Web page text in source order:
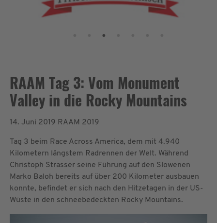
RAAM Tag 3: Vom Monument
Valley in die Rocky Mountains
14. Juni 2019 RAAM 2019
Tag 3 beim Race Across America, dem mit 4.940
Kilometern längstem Radrennen der Welt. Während
Christoph Strasser seine Führung auf den Slowenen
Marko Baloh bereits auf über 200 Kilometer ausbauen
konnte, befindet er sich nach den Hitzetagen in der US-
Wüste in den schneebedeckten Rocky Mountains.